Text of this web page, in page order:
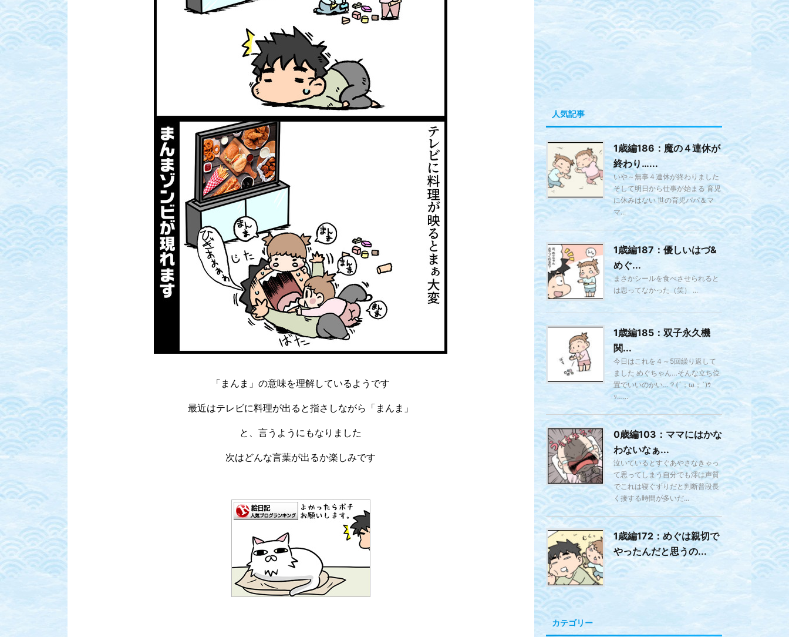
「まんま」の意味を理解しているようです
最近はテレビに料理が出ると指さしながら「まんま」
と、言うようにもなりました
次はどんな言葉が出るか楽しみです
人気記事
1歳編186：魔の４連休が
終わり…...
いや～無事４連休が終わりました
そして明日から仕事が始まる 育児
に休みはない 世の育児パパ＆マ
マ...
1歳編187：優しいはづ&
めぐ...
まさかシールを食べさせられると
は思ってなかった（笑） ...
1歳編185：双子永久機
関...
今日はこれを４～5回繰り返して
ました めぐちゃん…そんな立ち位
置でいいのかい…？(´；ω；`)ｳ
ｯ…...
0歳編103：ママにはかな
わないなぁ...
泣いているとすぐあやさなきゃっ
て思ってしまう自分でも澪は声質
でこれは寝ぐずりだと判断普段長
く接する時間が多いだ...
1歳編172：めぐは親切で
やったんだと思うの...
カテゴリー